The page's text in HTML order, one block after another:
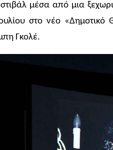
μέσα από μια
στο νέο «Δημοτικό
Γκολέ.